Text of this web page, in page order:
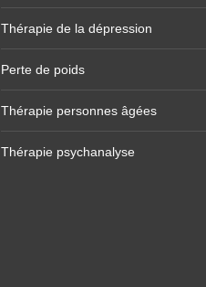
Thérapie de la dépression
Perte de poids
Thérapie personnes âgées
Thérapie psychanalyse